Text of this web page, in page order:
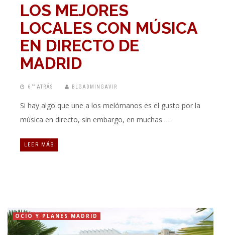
LOS MEJORES
LOCALES CON MÚSICA
EN DIRECTO DE
MADRID
6 “” ATRÁS BLGADMINGAVIR
Si hay algo que une a los melómanos es el gusto por la
música en directo, sin embargo, en muchas …
LEER MÁS
OCIO Y PLANES MADRID